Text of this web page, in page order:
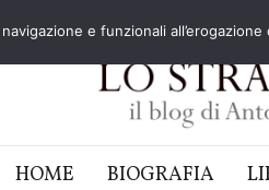
HOME BIOGRAFIA
e funzionali